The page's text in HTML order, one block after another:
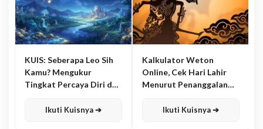
KUIS: Seberapa Leo Sih
Kamu? Mengukur
Tingkat Percaya Diri dan
Ikuti Kuisnya ➔
Kalkulator Weton
Online, Cek Hari Lahir
Menurut Penanggalan
Ikuti Kuisnya ➔